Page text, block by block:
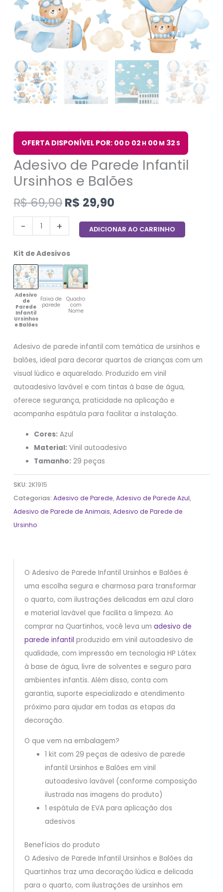
OFERTA DISPONÍVEL POR: 00 D 02 H 00 M 32 S
Adesivo de Parede Infantil
Ursinhos e Balões
R$69,90R$ 29,90
- + ADICIONAR AO CARRINHO
Kit de Adesivos
Adesivo
de
Parede
Infantil
Ursinhos
e Balões
Faixa de
parede
Quadro
com
Nome
Adesivo de parede infantil com temática de ursinhos e
balões, ideal para decorar quartos de crianças com um
visual lúdico e aquarelado. Produzido em vinil
autoadesivo lavável e com tintas à base de água,
oferece segurança, praticidade na aplicação e
acompanha espátula para facilitar a instalação.
Cores: Azul
Material: Vinil autoadesivo
Tamanho: 29 peças
SKU: 2K1915
Categorias:Adesivo de Parede,Adesivo de Parede Azul,
Adesivo de Parede de Animais,Adesivo de Parede de
Ursinho
O Adesivo de Parede Infantil Ursinhos e Balões é
uma escolha segura e charmosa para transformar
o quarto, com ilustrações delicadas em azul claro
e material lavável que facilita a limpeza. Ao
comprar na Quartinhos, você leva um adesivo de
parede infantil produzido em vinil autoadesivo de
qualidade, com impressão em tecnologia HP Látex
à base de água, livre de solventes e seguro para
ambientes infantis. Além disso, conta com
garantia, suporte especializado e atendimento
próximo para ajudar em todas as etapas da
decoração.
O que vem na embalagem?
1 kit com 29 peças de adesivo de parede
infantil Ursinhos e Balões em vinil
autoadesivo lavável (conforme composição
ilustrada nas imagens do produto)
1 espátula de EVA para aplicação dos
adesivos
Benefícios do produto
O Adesivo de Parede Infantil Ursinhos e Balões da
Quartinhos traz uma decoração lúdica e delicada
para o quarto, com ilustrações de ursinhos em